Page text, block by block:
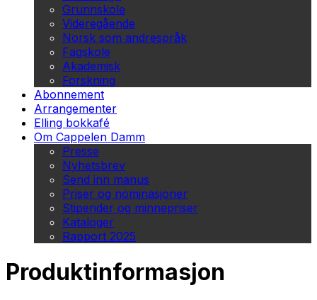
Grunnskole
Videregående
Norsk som andrespråk
Fagskole
Akademisk
Forskning
Abonnement
Arrangementer
Elling bokkafé
Om Cappelen Damm
Presse
Nyhetsbrev
Send inn manus
Priser og nominasjoner
Stipender og minnepriser
Kataloger
Rapport 2025
Produktinformasjon